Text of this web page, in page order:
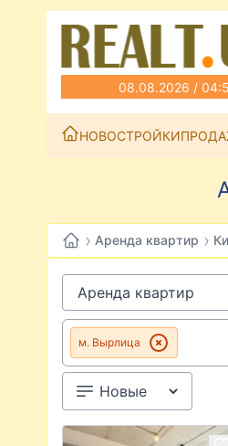
08.08.2026 /
НОВОСТРОЙКИ
› Аренда квартир ›
м. Вырлица